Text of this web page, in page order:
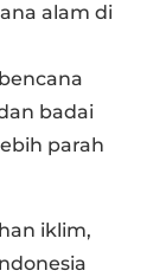
alam di
badai
parah
iklim,